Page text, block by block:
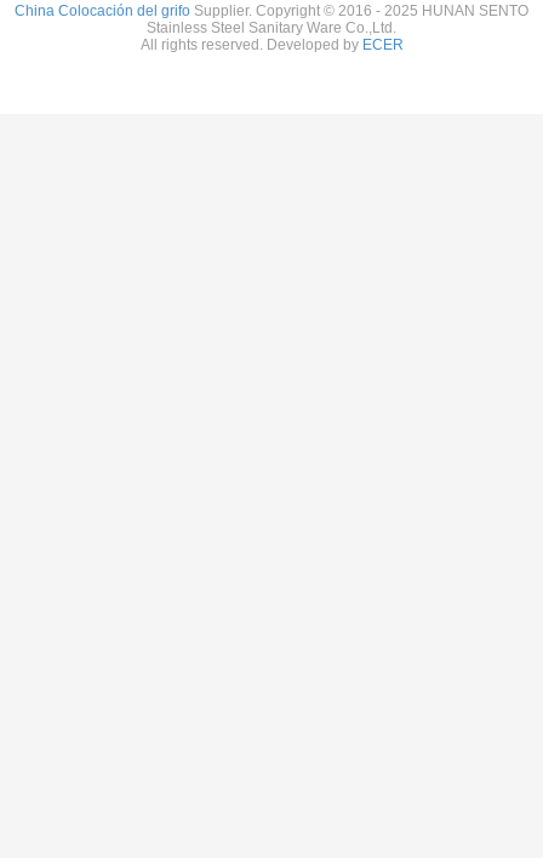
China Colocación del grifo Supplier. Copyright © 2016 - 2025 HUNAN SENTO
Stainless Steel Sanitary Ware Co.,Ltd.
All rights reserved. Developed by ECER